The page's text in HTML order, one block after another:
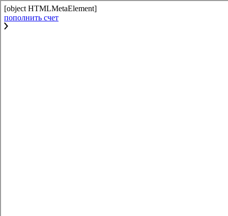
[object HTMLMetaElement]
пополнить счет